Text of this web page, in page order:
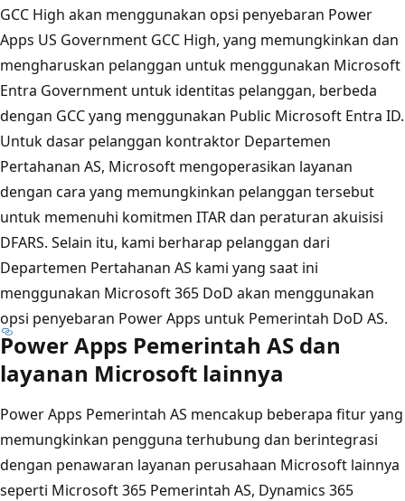
GCC High akan menggunakan opsi penyebaran Power
Apps US Government GCC High, yang memungkinkan dan
mengharuskan pelanggan untuk menggunakan Microsoft
Entra Government untuk identitas pelanggan, berbeda
dengan GCC yang menggunakan Public Microsoft Entra ID.
Untuk dasar pelanggan kontraktor Departemen
Pertahanan AS, Microsoft mengoperasikan layanan
dengan cara yang memungkinkan pelanggan tersebut
untuk memenuhi komitmen ITAR dan peraturan akuisisi
DFARS. Selain itu, kami berharap pelanggan dari
Departemen Pertahanan AS kami yang saat ini
menggunakan Microsoft 365 DoD akan menggunakan
opsi penyebaran Power Apps untuk Pemerintah DoD AS.
Power Apps Pemerintah AS dan
layanan Microsoft lainnya
Power Apps Pemerintah AS mencakup beberapa fitur yang
memungkinkan pengguna terhubung dan berintegrasi
dengan penawaran layanan perusahaan Microsoft lainnya
seperti Microsoft 365 Pemerintah AS, Dynamics 365